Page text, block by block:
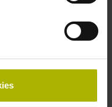
動特性全体を考慮し
をすることで、重
つ信頼性の高いエラ